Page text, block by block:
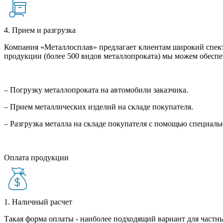
4. Прием и разгрузка
Компания «Металлосплав» предлагает клиентам широкий
продукции (более 500 видов металлопроката) мы можем
– Погрузку металлопроката на автомобили заказчика.
– Прием металлических изделий на складе покупателя.
– Разгрузка металла на складе покупателя с помощью
Оплата продукции
1. Наличный расчет
Такая форма оплаты - наиболее подходящий вариант для